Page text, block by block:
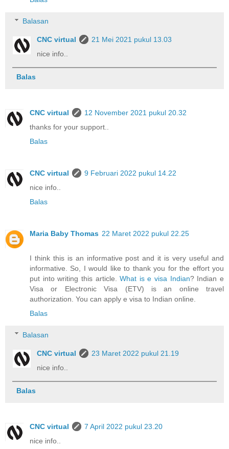
Balasan
CNC virtual
21 Mei 2021 pukul 13.03
nice info..
Balas
CNC virtual
12 November 2021 pukul 20.32
thanks for your support..
Balas
CNC virtual
9 Februari 2022 pukul 14.22
nice info..
Balas
Maria Baby Thomas 22 Maret 2022 pukul 22.25
I think this is an informative post and it is very useful and
informative. So, I would like to thank you for the effort you
put into writing this article.What is e visa Indian? Indian e
Visa or Electronic Visa (ETV) is an online travel
authorization. You can apply e visa to Indian online.
Balas
Balasan
CNC virtual
23 Maret 2022 pukul 21.19
nice info..
Balas
CNC virtual
7 April 2022 pukul 23.20
nice info..